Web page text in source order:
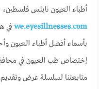
أطباء العيون نابلس
we.eyesillnesses.com في
بأسماء أفضل أطباء العيون
إختصاص طب العيون في
متابعتنا لسلسلة عرض